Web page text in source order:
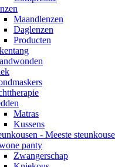
Maandlenzen
Daglenzen
Producten
Matras
Kussens
- Meeste
panty
Zwangerschap